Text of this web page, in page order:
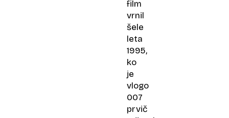
film
vrnil
šele
leta
1995,
ko
je
vlogo
007
prvič